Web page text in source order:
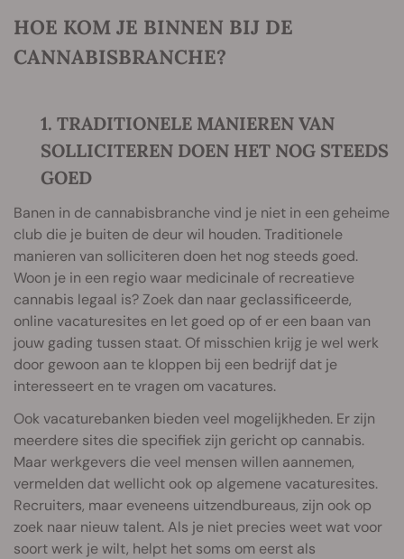
HOE KOM JE BINNEN BIJ DE
CANNABISBRANCHE?
1. TRADITIONELE MANIEREN VAN
SOLLICITEREN DOEN HET NOG STEEDS
GOED
Banen in de cannabisbranche vind je niet in een geheime
club die je buiten de deur wil houden. Traditionele
manieren van solliciteren doen het nog steeds goed.
Woon je in een regio waar medicinale of recreatieve
cannabis legaal is? Zoek dan naar geclassificeerde,
online vacaturesites en let goed op of er een baan van
jouw gading tussen staat. Of misschien krijg je wel werk
door gewoon aan te kloppen bij een bedrijf dat je
interesseert en te vragen om vacatures.
Ook vacaturebanken bieden veel mogelijkheden. Er zijn
meerdere sites die specifiek zijn gericht op cannabis.
Maar werkgevers die veel mensen willen aannemen,
vermelden dat wellicht ook op algemene vacaturesites.
Recruiters, maar eveneens uitzendbureaus, zijn ook op
zoek naar nieuw talent. Als je niet precies weet wat voor
soort werk je wilt, helpt het soms om eerst als